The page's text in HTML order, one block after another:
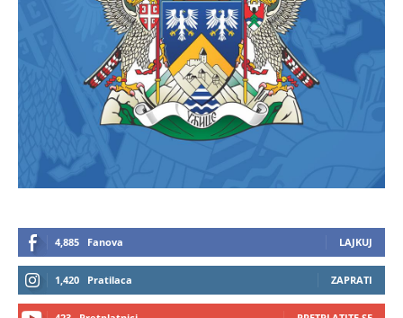
4,885 Fanova LAJKUJ
1,420 Pratilaca ZAPRATI